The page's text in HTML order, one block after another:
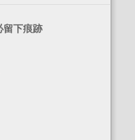
留下痕跡